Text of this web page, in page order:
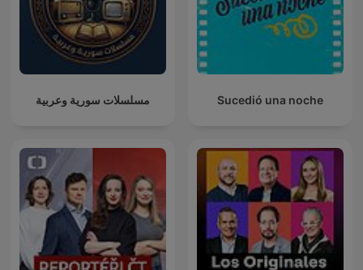
مسلسلات سورية وعربية Sucedió una noche